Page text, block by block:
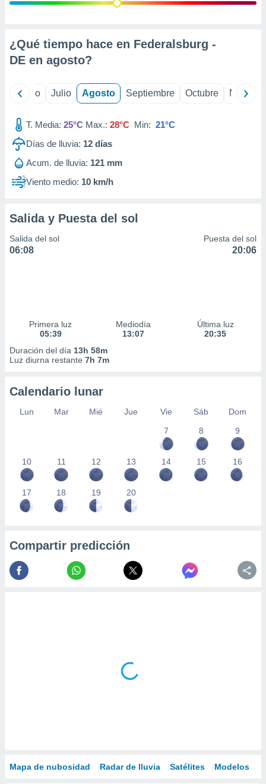
e
mediante
publicidad
de
1199
¿Qué tiempo hace en Federalsburg -
DE en agosto?
Junio Julio Agosto Septiembre Octubre
T. Media: 25°C Max.: 28°C Min: 21°C
Días de lluvia: 12 días
Acum. de lluvia: 121 mm
Viento medio: 10 km/h
Salida y Puesta del sol
Salida del sol
06:08
Puesta del sol
20:06
Primera luz
05:39
Mediodía
13:07
Última luz
20:35
Duración del día 13h 58m
Luz diurna restante 7h 7m
Calendario lunar
Lun Mar Mié Jue Vie Sáb
Dom
7
8 9
10 11 12 13 14 15 16
17 18 19 20
Compartir predicción
Mapa de nubosidad Radar de lluvia Satélites Modelos